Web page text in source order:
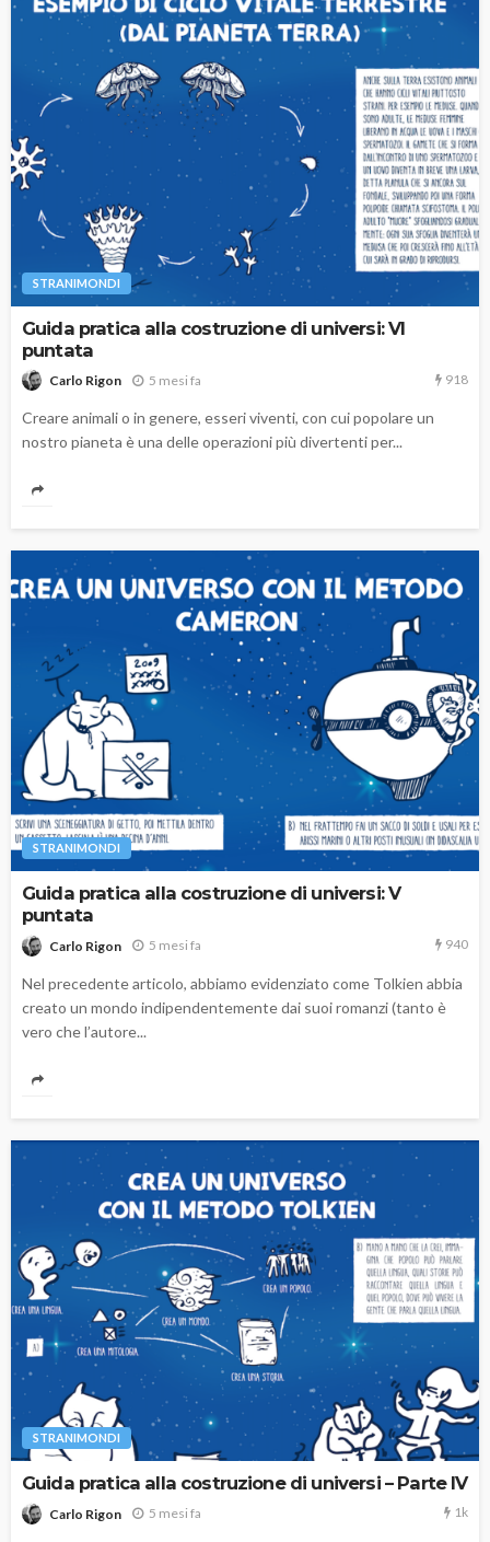
STRANIMONDI
Guida pratica alla costruzione di universi: VI
puntata
Carlo Rigon 5 mesi fa 918
Creare animali o in genere, esseri viventi, con cui popolare un
nostro pianeta è una delle operazioni più divertenti per...
STRANIMONDI
Guida pratica alla costruzione di universi: V
puntata
Carlo Rigon 5 mesi fa 940
Nel precedente articolo, abbiamo evidenziato come Tolkien abbia
creato un mondo indipendentemente dai suoi romanzi (tanto è
vero che l’autore...
STRANIMONDI
Guida pratica alla costruzione di universi – Parte IV
Carlo Rigon 5 mesi fa 1k